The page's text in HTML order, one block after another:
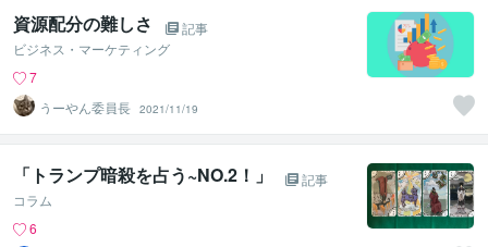
資源配分の難しさ
記事
ビジネス・マーケティング
7
うーやん委員長 2021/11/19
「トランプ暗殺を占う~NO.2！」
記事
コラム
6